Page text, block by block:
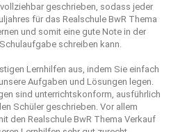
geschrieben, sodass jeder
für das Realschule BwR Thema
und somit eine gute Note in der
schreiben kann.
Lernhilfen aus, indem Sie einfach
Aufgaben und Lösungen legen.
sind unterrichtskonform, ausführlich
Schüler geschrieben. Vor allem
den Realschule BwR Thema Verkauf